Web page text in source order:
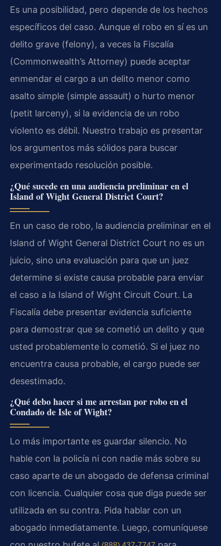
Es una posibilidad, pero depende de los hechos
específicos del caso. Aunque el robo en sí es un
delito grave (felony), a veces la Fiscalía
(Commonwealth’s Attorney) puede aceptar
enmendar el cargo a un delito menor como
asalto simple (simple assault) o hurto menor
(petit larceny), si la evidencia de un robo
violento es débil. Nuestro trabajo es presentar
los argumentos más sólidos para buscar
experimentado resolución posible.
¿Qué sucede en una audiencia preliminar en el
Island of Wight General District Court?
En un caso de robo, la audiencia preliminar en el
Island of Wight General District Court no es un
juicio, sino una evaluación para que un juez
determine si existe causa probable para enviar
el caso a la Island of Wight Circuit Court. La
Fiscalía debe presentar evidencia suficiente
para demostrar que se cometió un delito y que
usted probablemente lo cometió. Si el juez no
encuentra causa probable, el cargo puede ser
desestimado.
¿Qué debo hacer si me arrestan por robo en el
Condado de Isle of Wight?
Lo más importante es guardar silencio. No
hable con la policía ni con nadie más sobre su
caso aparte de un abogado de defensa criminal
con licencia. Cualquier cosa que diga puede ser
utilizada en su contra. Pida hablar con un
abogado inmediatamente. Luego, comuníquese